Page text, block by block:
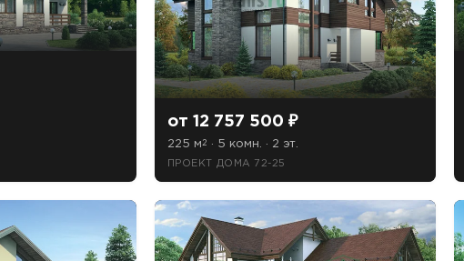
от 12 757 500 ₽
225 м 2 · 5 комн. · 2 эт.
ПРОЕКТ ДОМА 72-25